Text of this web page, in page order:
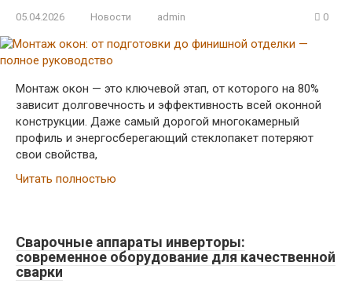
05.04.2026 Новости admin 0
Монтаж окон — это ключевой этап, от которого на 80%
зависит долговечность и эффективность всей оконной
конструкции. Даже самый дорогой многокамерный
профиль и энергосберегающий стеклопакет потеряют
свои свойства,
Читать полностью
Сварочные аппараты инверторы:
современное оборудование для качественной
сварки